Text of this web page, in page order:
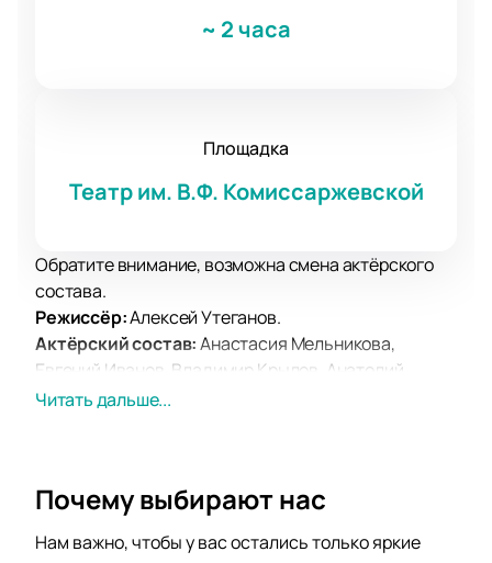
~ 2 часа
Площадка
Театр им. В.Ф. Комиссаржевской
Обратите внимание, возможна смена актёрского
состава.
Режиссёр:Алексей Утеганов.
Актёрский состав:Анастасия Мельникова,
Евгений Иванов, Владимир Крылов, Анатолий
Горин, Варя Светлова.
человеческих переживаний и скрытых тайн.
где каждое событие наполнено символизмом и
Читать дальше...
Почему выбирают нас
Нам важно, чтобы у вас остались только яркие